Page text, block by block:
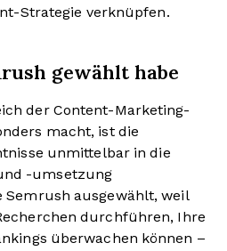
Strategie verknüpfen.
gewählt habe
der Content-Marketing-
macht, ist die
unmittelbar in die
-umsetzung
Semrush ausgewählt, weil
durchführen, Ihre
überwachen können –